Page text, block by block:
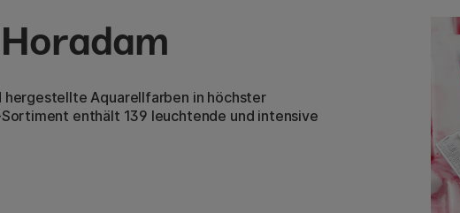
hergestellte Aquarellfarben in höchster
enthält 139 leuchtende und intensive
Lichtechtheit (4 und 5 Sterne) und 95 der
Pigment - für hervorragende Ergebnisse beim